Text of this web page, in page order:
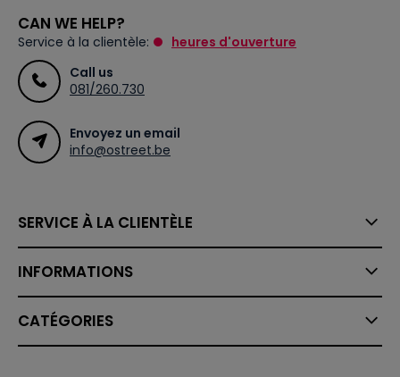
CAN WE HELP?
Service à la clientèle:
heures d'ouverture
Call us
081/260.730
Envoyez un email
info@ostreet.be
SERVICE À LA CLIENTÈLE
INFORMATIONS
CATÉGORIES